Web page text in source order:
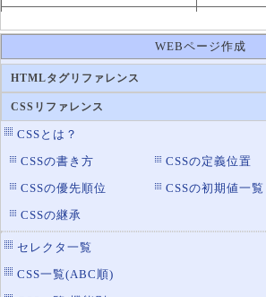
上パディング
WEBページ作成
HTMLタグリファレンス
CSSリファレンス
CSSとは？
CSSの書き方
CSSの定義位置
CSSの優先順位
CSSの初期値一覧
CSSの継承
セレクタ一覧
CSS一覧(ABC順)